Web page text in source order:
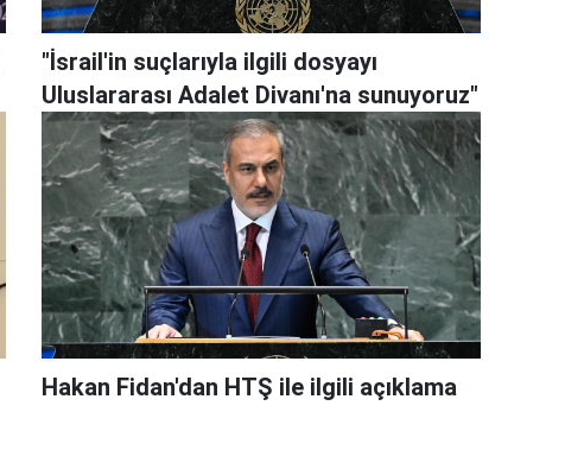
"İsrail'in suçlarıyla ilgili dosyayı
Uluslararası Adalet Divanı'na sunuyoruz"
Hakan Fidan'dan HTŞ ile ilgili açıklama